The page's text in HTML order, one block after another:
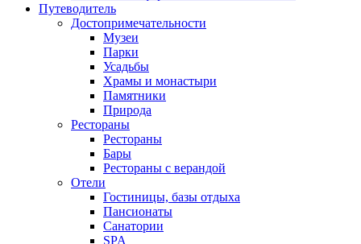
Путеводитель
Достопримечательности
Музеи
Парки
Усадьбы
Храмы и монастыри
Памятники
Природа
Рестораны
Рестораны
Бары
Рестораны с верандой
Отели
Гостиницы, базы отдыха
Пансионаты
Санатории
SPA